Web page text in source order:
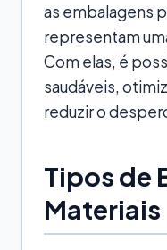
as embalagens
representam
Com elas, é
saudáveis,
reduzir o
Tipos de
Materiais